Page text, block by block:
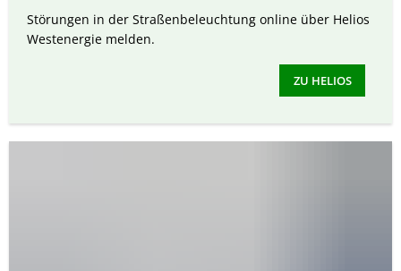
Störungen in der Straßenbeleuchtung online über Helios
Westenergie melden.
ZU HELIOS